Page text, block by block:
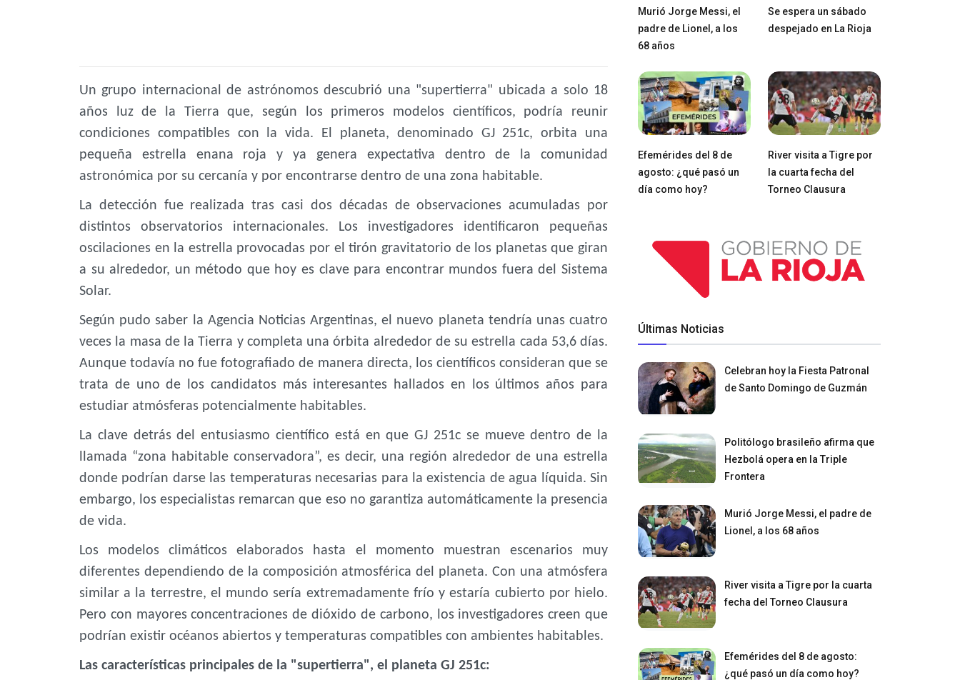
Un grupo internacional de astrónomos descubrió una "supertierra" ubicada a solo 18
años luz de la Tierra que, según los primeros modelos científicos, podría reunir
condiciones compatibles con la vida. El planeta, denominado GJ 251c, orbita una
pequeña estrella enana roja y ya genera expectativa dentro de la comunidad
astronómica por su cercanía y por encontrarse dentro de una zona habitable.
La detección fue realizada tras casi dos décadas de observaciones acumuladas por
distintos observatorios internacionales. Los investigadores identificaron pequeñas
oscilaciones en la estrella provocadas por el tirón gravitatorio de los planetas que giran
a su alrededor, un método que hoy es clave para encontrar mundos fuera del Sistema
Solar.
Según pudo saber la Agencia Noticias Argentinas, el nuevo planeta tendría unas cuatro
veces la masa de la Tierra y completa una órbita alrededor de su estrella cada 53,6 días.
Aunque todavía no fue fotografiado de manera directa, los científicos consideran que se
trata de uno de los candidatos más interesantes hallados en los últimos años para
estudiar atmósferas potencialmente habitables.
La clave detrás del entusiasmo científico está en que GJ 251c se mueve dentro de la
llamada “zona habitable conservadora”, es decir, una región alrededor de una estrella
donde podrían darse las temperaturas necesarias para la existencia de agua líquida. Sin
embargo, los especialistas remarcan que eso no garantiza automáticamente la presencia
de vida.
Los modelos climáticos elaborados hasta el momento muestran escenarios muy
diferentes dependiendo de la composición atmosférica del planeta. Con una atmósfera
similar a la terrestre, el mundo sería extremadamente frío y estaría cubierto por hielo.
Pero con mayores concentraciones de dióxido de carbono, los investigadores creen que
podrían existir océanos abiertos y temperaturas compatibles con ambientes habitables.
Las características principales de la "supertierra", el planeta GJ 251c:
Murió Jorge Messi, el
padre de Lionel, a los
68 años
Se espera un sábado
despejado en La Rioja
Efemérides del 8 de
agosto: ¿qué pasó un
día como hoy?
River visita a Tigre por
la cuarta fecha del
Torneo Clausura
Últimas Noticias
Celebran hoy la Fiesta Patronal
de Santo Domingo de Guzmán
Politólogo brasileño afirma que
Hezbolá opera en la Triple
Frontera
Murió Jorge Messi, el padre de
Lionel, a los 68 años
River visita a Tigre por la cuarta
fecha del Torneo Clausura
Efemérides del 8 de agosto:
¿qué pasó un día como hoy?